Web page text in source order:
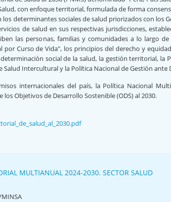
con enfoque territorial, formulada de forma
determinantes sociales de salud priorizados con los
de salud en sus respectivas jurisdicciones,
las personas, familias y comunidades a lo largo
por Curso de Vida", los principios del derecho y
social de la salud, la gestión territorial, la
Salud Intercultural y la Política Nacional de Gestión ante
internacionales del país, la Política Nacional
Objetivos de Desarrollo Sostenible (ODS) al 2030.
MULTIANUAL 2024-2030. SECTOR SALUD